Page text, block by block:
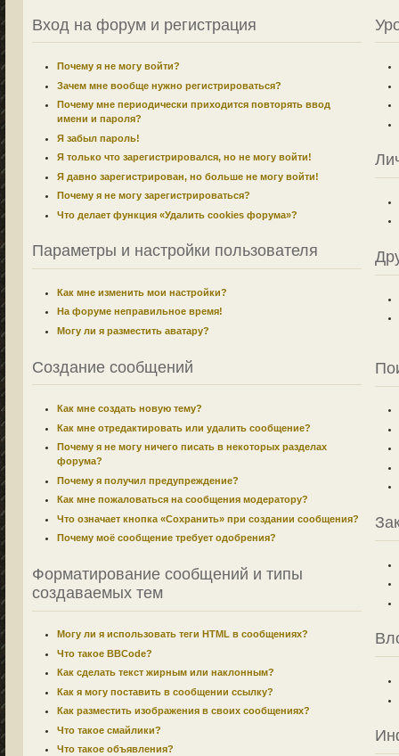
Вход на форум и регистрация
Почему я не могу войти?
Зачем мне вообще нужно регистрироваться?
Почему мне периодически приходится повторять ввод
имени и пароля?
Я забыл пароль!
Я только что зарегистрировался, но не могу войти!
Я давно зарегистрирован, но больше не могу войти!
Почему я не могу зарегистрироваться?
Что делает функция «Удалить cookies форума»?
Параметры и настройки пользователя
Как мне изменить мои настройки?
На форуме неправильное время!
Могу ли я разместить аватару?
Создание сообщений
Как мне создать новую тему?
Как мне отредактировать или удалить сообщение?
Почему я не могу ничего писать в некоторых разделах
форума?
Почему я получил предупреждение?
Как мне пожаловаться на сообщения модератору?
Что означает кнопка «Сохранить» при создании сообщения?
Почему моё сообщение требует одобрения?
Форматирование сообщений и типы
создаваемых тем
Могу ли я использовать теги HTML в сообщениях?
Что такое BBCode?
Как сделать текст жирным или наклонным?
Как я могу поставить в сообщении ссылку?
Как разместить изображения в своих сообщениях?
Что такое смайлики?
Что такое объявления?